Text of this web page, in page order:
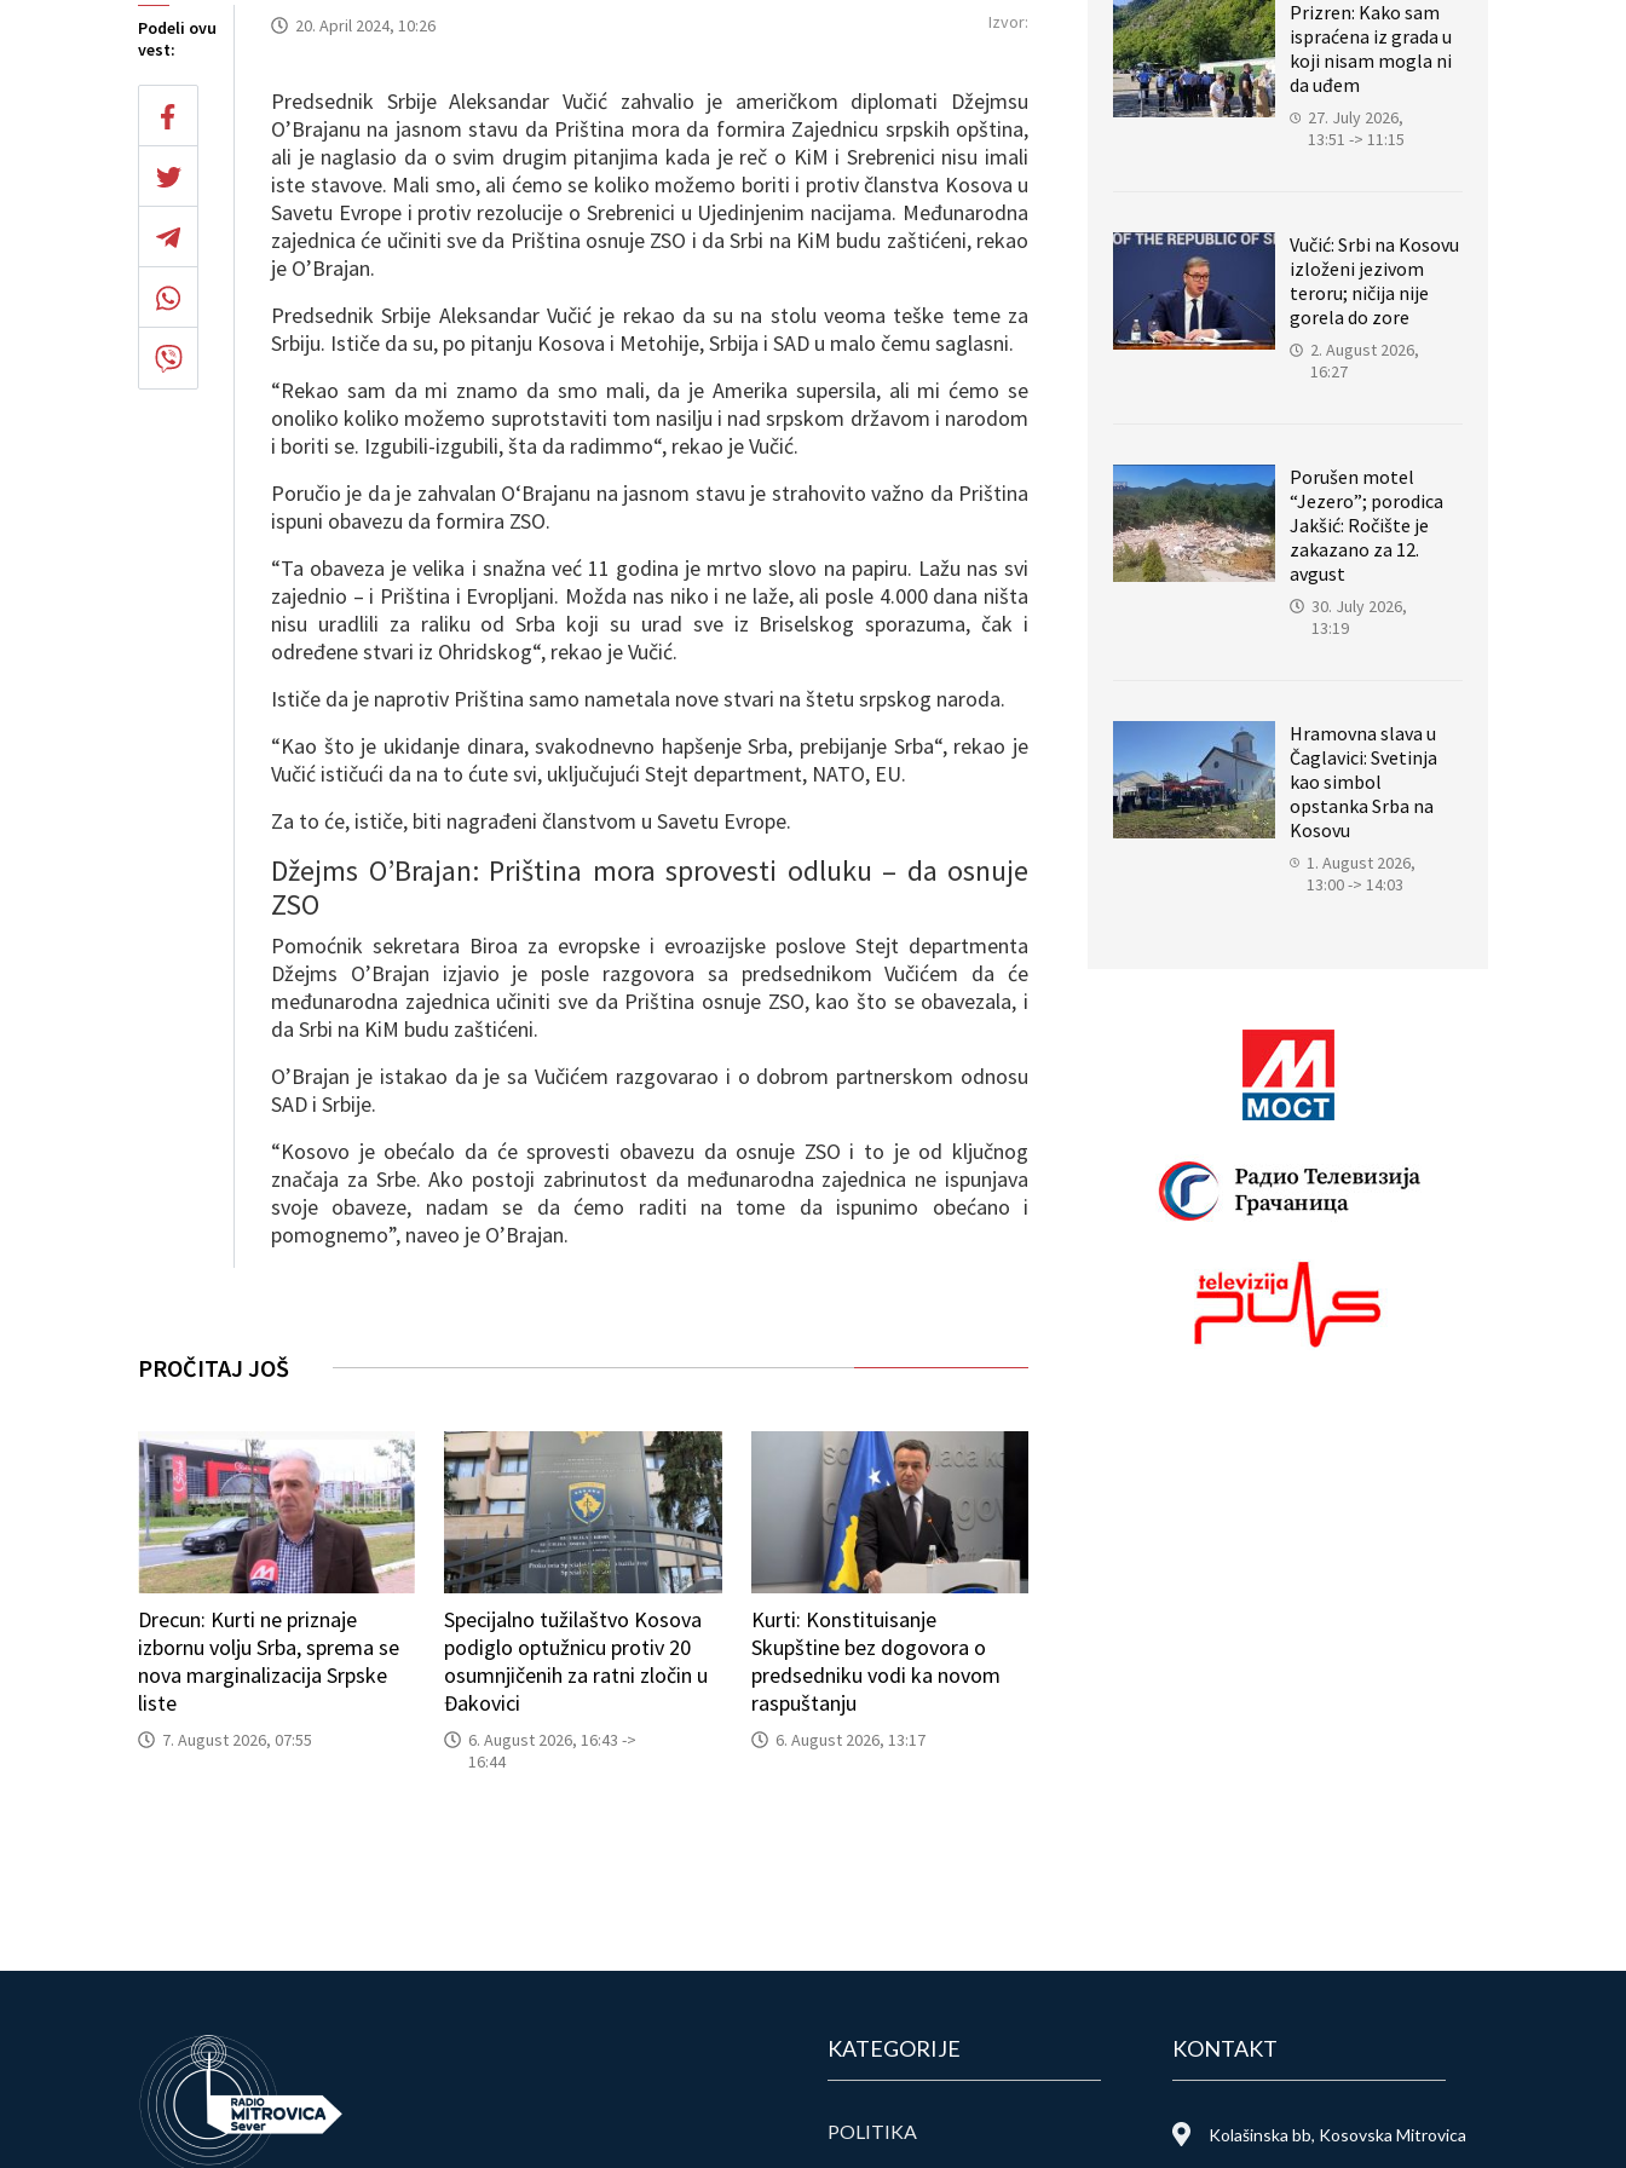
Podeli ovu
vest:
20. April 2024, 10:26 Izvor:
Predsednik Srbije Aleksandar Vučić zahvalio je američkom diplomati Džejmsu
O’Brajanu na jasnom stavu da Priština mora da formira Zajednicu srpskih opština,
ali je naglasio da o svim drugim pitanjima kada je reč o KiM i Srebrenici nisu imali
iste stavove. Mali smo, ali ćemo se koliko možemo boriti i protiv članstva Kosova u
Savetu Evrope i protiv rezolucije o Srebrenici u Ujedinjenim nacijama. Međunarodna
zajednica će učiniti sve da Priština osnuje ZSO i da Srbi na KiM budu zaštićeni, rekao
je O’Brajan.
Predsednik Srbije Aleksandar Vučić je rekao da su na stolu veoma teške teme za
Srbiju. Ističe da su, po pitanju Kosova i Metohije, Srbija i SAD u malo čemu saglasni.
“Rekao sam da mi znamo da smo mali, da je Amerika supersila, ali mi ćemo se
onoliko koliko možemo suprotstaviti tom nasilju i nad srpskom državom i narodom
i boriti se. Izgubili-izgubili, šta da radimmo“, rekao je Vučić.
Poručio je da je zahvalan O‘Brajanu na jasnom stavu je strahovito važno da Priština
ispuni obavezu da formira ZSO.
“Ta obaveza je velika i snažna već 11 godina je mrtvo slovo na papiru. Lažu nas svi
zajednio – i Priština i Evropljani. Možda nas niko i ne laže, ali posle 4.000 dana ništa
nisu uradlili za raliku od Srba koji su urad sve iz Briselskog sporazuma, čak i
određene stvari iz Ohridskog“, rekao je Vučić.
Ističe da je naprotiv Priština samo nametala nove stvari na štetu srpskog naroda.
“Kao što je ukidanje dinara, svakodnevno hapšenje Srba, prebijanje Srba“, rekao je
Vučić ističući da na to ćute svi, uključujući Stejt department, NATO, EU.
Za to će, ističe, biti nagrađeni članstvom u Savetu Evrope.
Džejms O’Brajan: Priština mora sprovesti odluku – da osnuje
ZSO
Pomoćnik sekretara Biroa za evropske i evroazijske poslove Stejt departmenta
Džejms O’Brajan izjavio je posle razgovora sa predsednikom Vučićem da će
međunarodna zajednica učiniti sve da Priština osnuje ZSO, kao što se obavezala, i
da Srbi na KiM budu zaštićeni.
O’Brajan je istakao da je sa Vučićem razgovarao i o dobrom partnerskom odnosu
SAD i Srbije.
“Kosovo je obećalo da će sprovesti obavezu da osnuje ZSO i to je od ključnog
značaja za Srbe. Ako postoji zabrinutost da međunarodna zajednica ne ispunjava
svoje obaveze, nadam se da ćemo raditi na tome da ispunimo obećano i
pomognemo”, naveo je O’Brajan.
PROČITAJ JOŠ
Drecun: Kurti ne priznaje
izbornu volju Srba, sprema se
nova marginalizacija Srpske
liste
7. August 2026, 07:55
Specijalno tužilaštvo Kosova
podiglo optužnicu protiv 20
osumnjičenih za ratni zločin u
Đakovici
6. August 2026, 16:43 ->
16:44
Kurti: Konstituisanje
Skupštine bez dogovora o
predsedniku vodi ka novom
raspuštanju
6. August 2026, 13:17
Prizren: Kako sam
ispraćena iz grada u
koji nisam mogla ni
da uđem
27. July 2026,
13:51 -> 11:15
Vučić: Srbi na Kosovu
izloženi jezivom
teroru; ničija nije
gorela do zore
2. August 2026,
16:27
Porušen motel
“Jezero”; porodica
Jakšić: Ročište je
zakazano za 12.
avgust
30. July 2026,
13:19
Hramovna slava u
Čaglavici: Svetinja
kao simbol
opstanka Srba na
Kosovu
1. August 2026,
13:00 -> 14:03
KATEGORIJE
POLITIKA
KONTAKT
Kolašinska bb, Kosovska Mitrovica